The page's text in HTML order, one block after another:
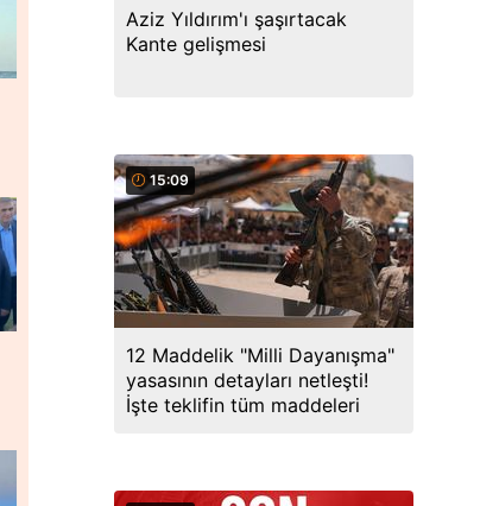
Aziz Yıldırım'ı şaşırtacak
Kante gelişmesi
15:09
12 Maddelik "Milli Dayanışma"
yasasının detayları netleşti!
İşte teklifin tüm maddeleri